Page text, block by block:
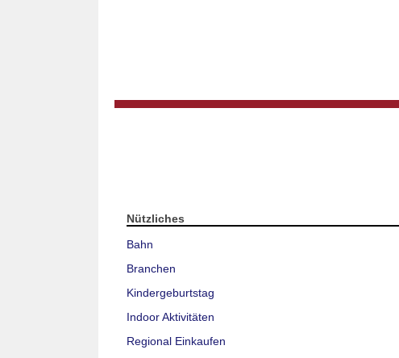
Nützliches
Bahn
Branchen
Kindergeburtstag
Indoor Aktivitäten
Regional Einkaufen